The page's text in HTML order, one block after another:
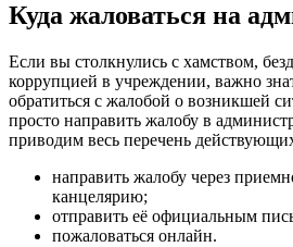
Куда жаловаться на
Если вы столкнулись с хамством,
коррупцией в учреждении, важно
обратиться с жалобой о возникшей
просто направить жалобу в
приводим весь перечень
направить жалобу через
канцелярию;
отправить её официальным
пожаловаться онлайн.